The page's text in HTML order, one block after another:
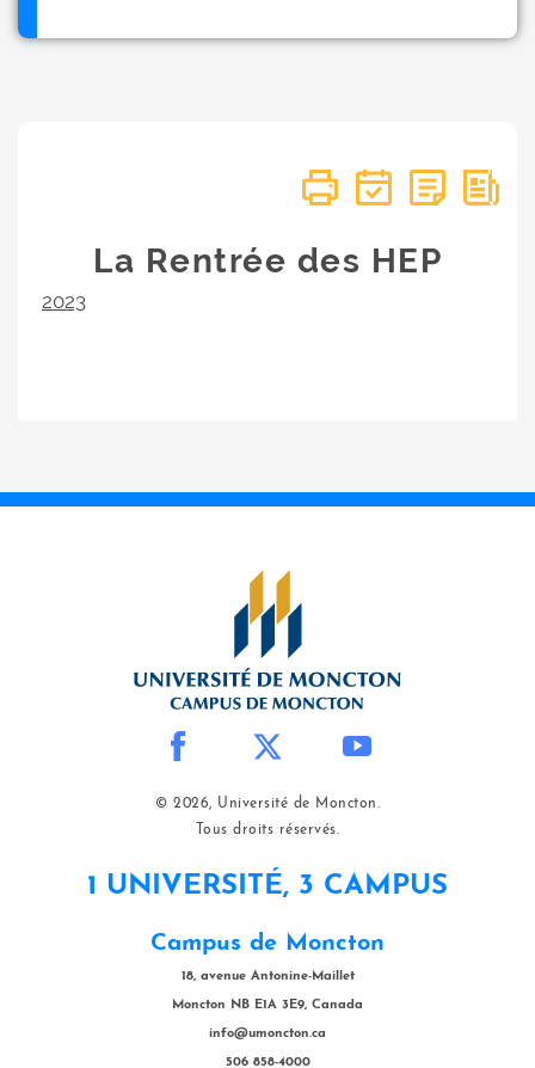
La Rentrée des HEP
2023
© 2026, Université de Moncton.
Tous droits réservés.
1 UNIVERSITÉ, 3 CAMPUS
Campus de Moncton
18, avenue Antonine-Maillet
Moncton NB E1A 3E9, Canada
info@umoncton.ca
506 858-4000